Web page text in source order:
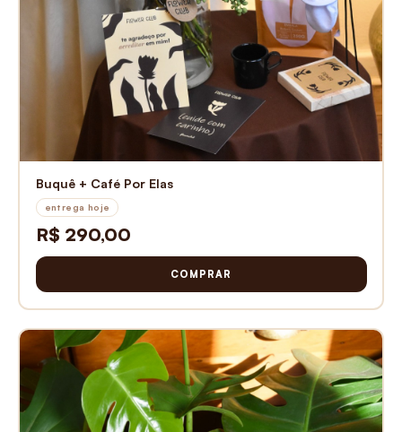
Buquê + Café Por Elas
entrega hoje
R$ 290,00
COMPRAR